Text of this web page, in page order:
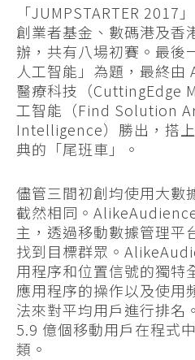
「JUMPSTARTER 2017
創業者基金、數碼港及香
辦，共有八場初賽。最後
人工智能」為題，最終
醫療科技（CuttingEdge
工智能（Find Solution
Intelligence）勝出，搭
典的「尾班車」。
儘管三間初創均使用大數
截然相同。
主，透過移動數據管理平
找到目標群眾。
用程序和位置信號的獨特
應用程序的操作以及使用
法來對平均用戶進行排名
5.9 億個移動用戶在程式
類。